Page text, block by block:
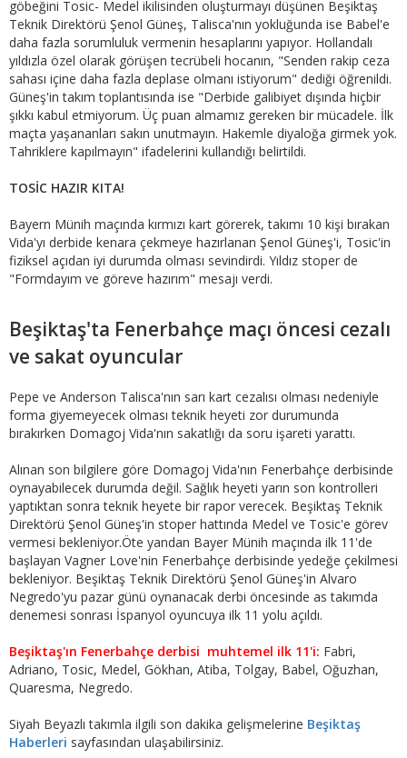
göbeğini Tosic- Medel ikilisinden oluşturmayı düşünen Beşiktaş
Teknik Direktörü Şenol Güneş, Talisca'nın yokluğunda ise Babel'e
daha fazla sorumluluk vermenin hesaplarını yapıyor. Hollandalı
yıldızla özel olarak görüşen tecrübeli hocanın, "Senden rakip ceza
sahası içine daha fazla deplase olmanı istiyorum" dediği öğrenildi.
Güneş'in takım toplantısında ise "Derbide galibiyet dışında hiçbir
şıkkı kabul etmiyorum. Üç puan almamız gereken bir mücadele. İlk
maçta yaşananları sakın unutmayın. Hakemle diyaloğa girmek yok.
Tahriklere kapılmayın" ifadelerini kullandığı belirtildi.
TOSİC HAZIR KITA!
Bayern Münih maçında kırmızı kart görerek, takımı 10 kişi bırakan
Vida'yı derbide kenara çekmeye hazırlanan Şenol Güneş'i, Tosic'in
fiziksel açıdan iyi durumda olması sevindirdi. Yıldız stoper de
"Formdayım ve göreve hazırım" mesajı verdi.
Beşiktaş'ta Fenerbahçe maçı öncesi cezalı
ve sakat oyuncular
Pepe ve Anderson Talisca'nın sarı kart cezalısı olması nedeniyle
forma giyemeyecek olması teknik heyeti zor durumunda
bırakırken Domagoj Vida'nın sakatlığı da soru işareti yarattı.
Alınan son bilgilere göre Domagoj Vida'nın Fenerbahçe derbisinde
oynayabilecek durumda değil. Sağlık heyeti yarın son kontrolleri
yaptıktan sonra teknik heyete bir rapor verecek. Beşiktaş Teknik
Direktörü Şenol Güneş'in stoper hattında Medel ve Tosic'e görev
vermesi bekleniyor.Öte yandan Bayer Münih maçında ilk 11'de
başlayan Vagner Love'nin Fenerbahçe derbisinde yedeğe çekilmesi
bekleniyor. Beşiktaş Teknik Direktörü Şenol Güneş'in Alvaro
Negredo'yu pazar günü oynanacak derbi öncesinde as takımda
denemesi sonrası İspanyol oyuncuya ilk 11 yolu açıldı.
Beşiktaş'ın Fenerbahçe derbisi muhtemel ilk 11'i: Fabri,
Adriano, Tosic, Medel, Gökhan, Atiba, Tolgay, Babel, Oğuzhan,
Quaresma, Negredo.
Siyah Beyazlı takımla ilgili son dakika gelişmelerine Beşiktaş
Haberleri sayfasından ulaşabilirsiniz.